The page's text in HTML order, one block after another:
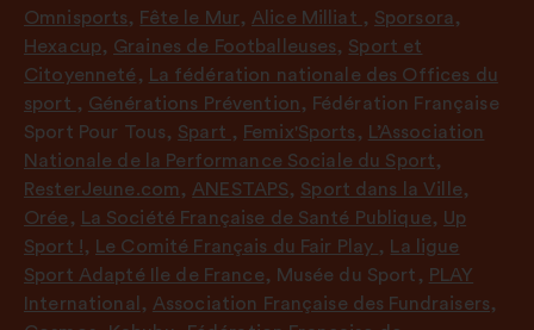
Omnisports, Fête le Mur, Alice Milliat , Sporsora ,
Hexacup, Graines de Footballeuses, Sport et
Citoyenneté ,
La fédération nationale des Offices du
sport , Générations Prévention , Fédération Française
Sport Pour Tous, Spart , Femix'Sports ,
L’Association
Nationale de la Performance Sociale du Sport,
ResterJeune.com , ANESTAPS, Sport dans la Ville,
Orée , La Société Française de Santé Publique, Up
Sport !, Le Comité Français du Fair Play ,
La ligue
Sport Adapté Ile de France, Musée du Sport , PLAY
International , Association Française des Fundraisers,